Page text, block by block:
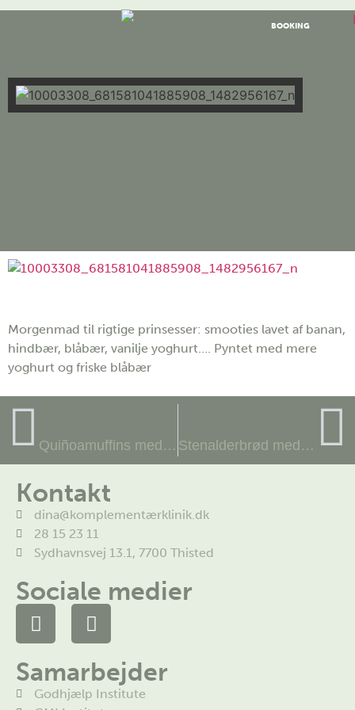
BOOKING
Morgenmad til rigtige prinsesser: smooties lavet af banan,
hindbær, blåbær, vanilje yoghurt…. Pyntet med mere
yoghurt og friske blåbær
Quiñoamuffins med hindbær, valnødder, abrikoser Stenalderbrød med tranebær
Kontakt
dina@komplementærklinik.dk
28 15 23 11
Sydhavnsvej 13.1, 7700 Thisted
Sociale medier
Samarbejder
Godhjælp Institute